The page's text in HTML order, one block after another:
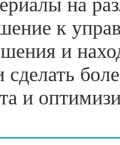
к
и
сделать
и